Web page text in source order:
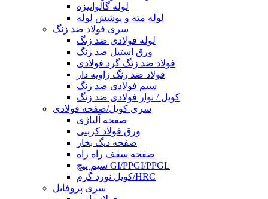
لوله گالوانیزه
لوله مته و پوشش لوله
سری فولاد ضد زنگ
لوله فولادی ضد زنگ
ورق استیل ضد زنگ
فولاد ضد زنگ گرد فولادی
فولاد ضد زنگ زاویه دار
سیم فولادی ضد زنگ
کویل / نوار فولادی ضد زنگ
سری کویل/صفحه فولادی
صفحه آلیاژی
ورق فولاد کربنی
صفحه دیگ بخار
صفحه سقف راه راه
سیم پیچ GI/PPGI/PPGL
کویل نورد گرم/HRC
سری پروفایل